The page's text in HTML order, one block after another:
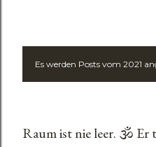
P
s
Es werden Posts vom 2021
Raum ist nie leer. 🕉️ Er